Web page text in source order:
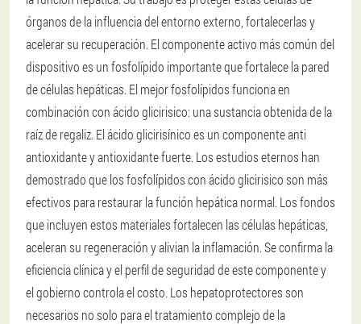
órganos de la influencia del entorno externo, fortalecerlas y
acelerar su recuperación. El componente activo más común del
dispositivo es un fosfolípido importante que fortalece la pared
de células hepáticas. El mejor fosfolípidos funciona en
combinación con ácido glicirisico: una sustancia obtenida de la
raíz de regaliz. El ácido glicirisínico es un componente anti
antioxidante y antioxidante fuerte. Los estudios eternos han
demostrado que los fosfolípidos con ácido glicirisico son más
efectivos para restaurar la función hepática normal. Los fondos
que incluyen estos materiales fortalecen las células hepáticas,
aceleran su regeneración y alivian la inflamación. Se confirma la
eficiencia clínica y el perfil de seguridad de este componente y
el gobierno controla el costo. Los hepatoprotectores son
necesarios no solo para el tratamiento complejo de la